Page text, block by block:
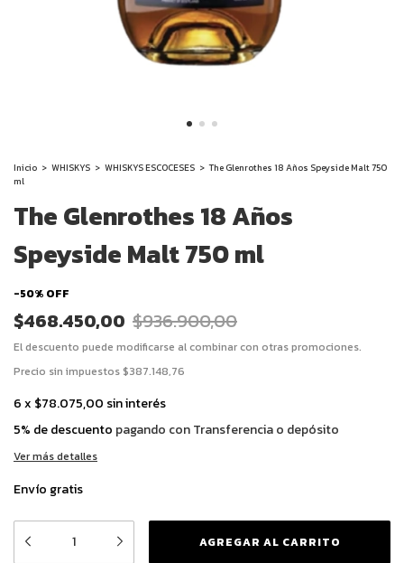
Inicio > WHISKYS > WHISKYS ESCOCESES > The Glenrothes 18 Años Speyside Malt 750
ml
The Glenrothes 18 Años
Speyside Malt 750 ml
-50% OFF
$468.450,00 $936.900,00
El descuento puede modificarse al combinar con otras promociones.
Precio sin impuestos$387.148,76
6x $78.075,00 sin interés
5% de descuento pagando con Transferencia o depósito
Ver más detalles
Envío gratis